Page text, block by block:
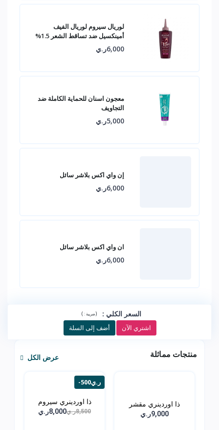
لوريال سيروم لوريال الفيف
أمينكسيل ضد تساقط الشعر 1.5%
6,000ر.ي
معجون اسنان للحماية الكاملة ضد
التجاويف
5,000ر.ي
إن واي اكس بلاشر سائل
6,000ر.ي
ان واي اكس بلاشر سائل
6,000ر.ي
السعر الكلي :
(ضريبة :)
اشتري الآن أضف إلى السلة
منتجات مماثلة عرض الكل
ذا اوردينري مقشر
الاحما...
9,000ر.ي
-500ر.ي
ذا اوردينري سيروم
الهال... 8,500ر.ي 8,000ر.ي